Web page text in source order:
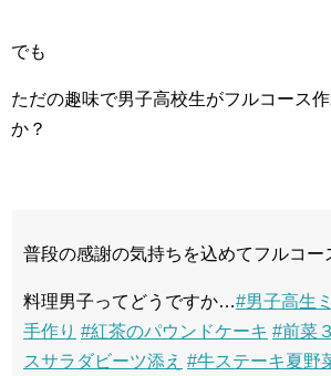
でも
ただの趣味で男子高校生がフルコース
か？
普段の感謝の気持ちを込めてフルコー
料理男子ってどうですか…#男子高生
手作り #紅茶のパウンドケーキ #前菜
スサラダビーツ添え #牛ステーキ夏野